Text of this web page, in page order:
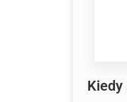
Kiedy